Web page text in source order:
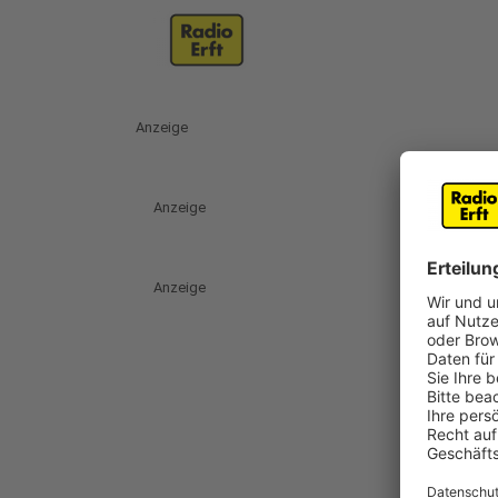
Anzeige
Anzeige
Anzeige